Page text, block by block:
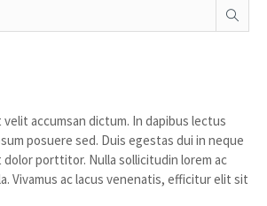
accumsan dictum. In dapibus lectus
posuere sed. Duis egestas dui in neque
porttitor. Nulla sollicitudin lorem ac
Vivamus ac lacus venenatis, efficitur elit sit